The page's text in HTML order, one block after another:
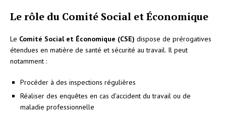
Le rôle du Comité Social et Économique
Le Comité Social et Économique (CSE) dispose de prérogatives
étendues en matière de santé et sécurité au travail. Il peut
notamment :
Procéder à des inspections régulières
Réaliser des enquêtes en cas d’accident du travail ou de
maladie professionnelle